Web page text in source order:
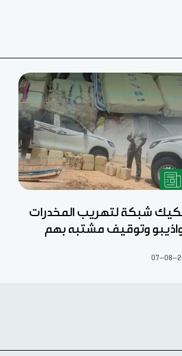
شبكة لتهريب المخدرات
وتوقيف مشتبه بهم
07-08-